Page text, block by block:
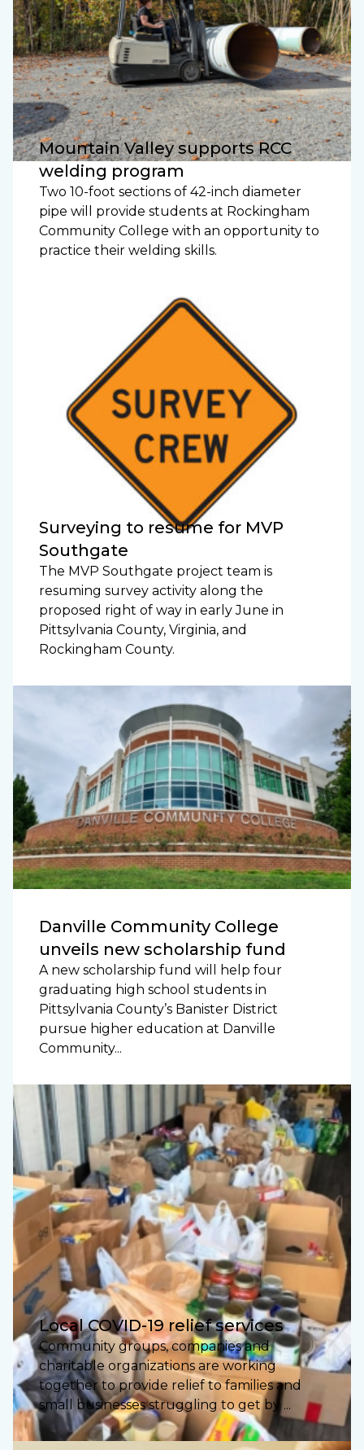
Mountain Valley supports RCC
welding program
Two 10-foot sections of 42-inch diameter
pipe will provide students at Rockingham
Community College with an opportunity to
practice their welding skills.
Surveying to resume for MVP
Southgate
The MVP Southgate project team is
resuming survey activity along the
proposed right of way in early June in
Pittsylvania County, Virginia, and
Rockingham County.
Danville Community College
unveils new scholarship fund
A new scholarship fund will help four
graduating high school students in
Pittsylvania County’s Banister District
pursue higher education at Danville
Community...
Local COVID-19 relief services
Community groups, companies and
charitable organizations are working
together to provide relief to families and
small businesses struggling to get by ...